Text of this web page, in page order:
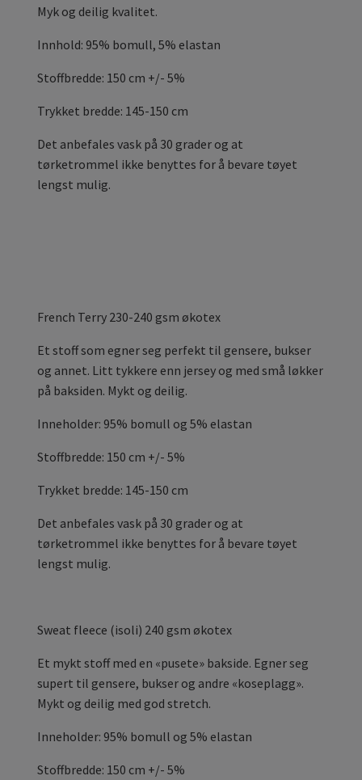
Myk og deilig kvalitet.
Innhold: 95% bomull, 5% elastan
Stoffbredde: 150 cm +/- 5%
Trykket bredde: 145-150 cm
Det anbefales vask på 30 grader og at
tørketrommel ikke benyttes for å bevare tøyet
lengst mulig.
French Terry 230-240 gsm økotex
Et stoff som egner seg perfekt til gensere, bukser
og annet. Litt tykkere enn jersey og med små løkker
på baksiden. Mykt og deilig.
Inneholder: 95% bomull og 5% elastan
Stoffbredde: 150 cm +/- 5%
Trykket bredde: 145-150 cm
Det anbefales vask på 30 grader og at
tørketrommel ikke benyttes for å bevare tøyet
lengst mulig.
Sweat fleece (isoli) 240 gsm økotex
Et mykt stoff med en «pusete» bakside. Egner seg
supert til gensere, bukser og andre «koseplagg».
Mykt og deilig med god stretch.
Inneholder: 95% bomull og 5% elastan
Stoffbredde: 150 cm +/- 5%